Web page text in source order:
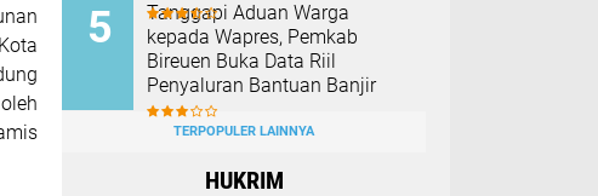
Tanggapi Aduan Warga
kepada Wapres, Pemkab
Bireuen Buka Data Riil
Penyaluran Bantuan Banjir
TERPOPULER LAINNYA
HUKRIM